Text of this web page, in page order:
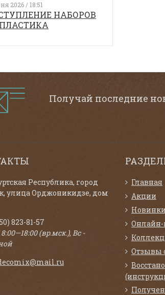
2026 / 18:51
НАБОРОВ
Получай последние
Республика, город
улица Орджоникидзе, дом
823-81-57
(вр.мск.), Вс -
Главная
Акции
Новинки
Онлайн-
Отзывы